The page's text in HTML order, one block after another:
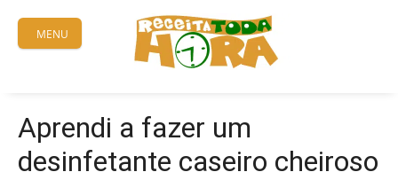
content
MENU
Aprendi a fazer um
desinfetante caseiro cheiroso